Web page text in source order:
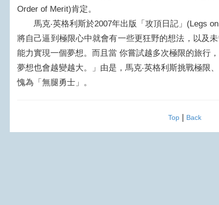
Order of Merit)肯定。
馬克‧英格利斯於2007年出版「攻頂日記」(Legs
將自己逼到極限心中就會有一些更狂野的想法，以及
能力實現一個夢想。而且當 你嘗試越多次極限的旅行
夢想也會越變越大。」由是，馬克‧英格利斯挑戰極限
愧為「無腿勇士」。
Top| Back